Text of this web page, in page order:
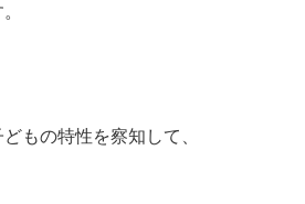
もの特性を察知して、